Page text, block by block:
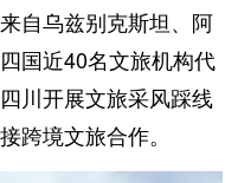
自乌兹别克斯坦、阿
国近40名文旅机构代
川开展文旅采风踩线
跨境文旅合作。